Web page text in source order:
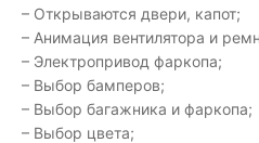
– Открываются двери, капот;
– Анимация вентилятора и
– Электропривод фаркопа;
– Выбор бамперов;
– Выбор багажника и фаркопа;
– Выбор цвета;